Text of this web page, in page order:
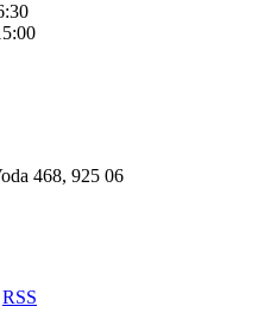
468, 925 06
RSS